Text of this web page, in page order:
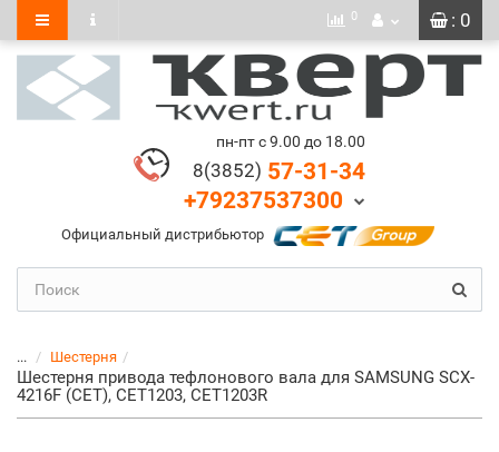
: 0
0
пн-пт с 9.00 до 18.00
8(3852) 57-31-34
+79237537300
Официальный дистрибьютор
... Шестерня
Шестерня привода тефлонового вала для SAMSUNG SCX-
4216F (CET), CET1203, CET1203R